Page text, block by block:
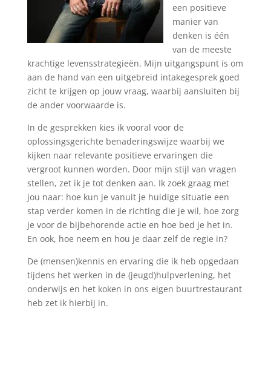
een positieve
manier van
denken is één
van de meeste
krachtige levensstrategieën. Mijn uitgangspunt is om
aan de hand van een uitgebreid intakegesprek goed
zicht te krijgen op jouw vraag, waarbij aansluiten bij
de ander voorwaarde is.
In de gesprekken kies ik vooral voor de
oplossingsgerichte benaderingswijze waarbij we
kijken naar relevante positieve ervaringen die
vergroot kunnen worden. Door mijn stijl van vragen
stellen, zet ik je tot denken aan. Ik zoek graag met
jou naar: hoe kun je vanuit je huidige situatie een
stap verder komen in de richting die je wil, hoe zorg
je voor de bijbehorende actie en hoe bed je het in.
En ook, hoe neem en hou je daar zelf de regie in?
De (mensen)kennis en ervaring die ik heb opgedaan
tijdens het werken in de (jeugd)hulpverlening, het
onderwijs en het koken in ons eigen buurtrestaurant
heb zet ik hierbij in.